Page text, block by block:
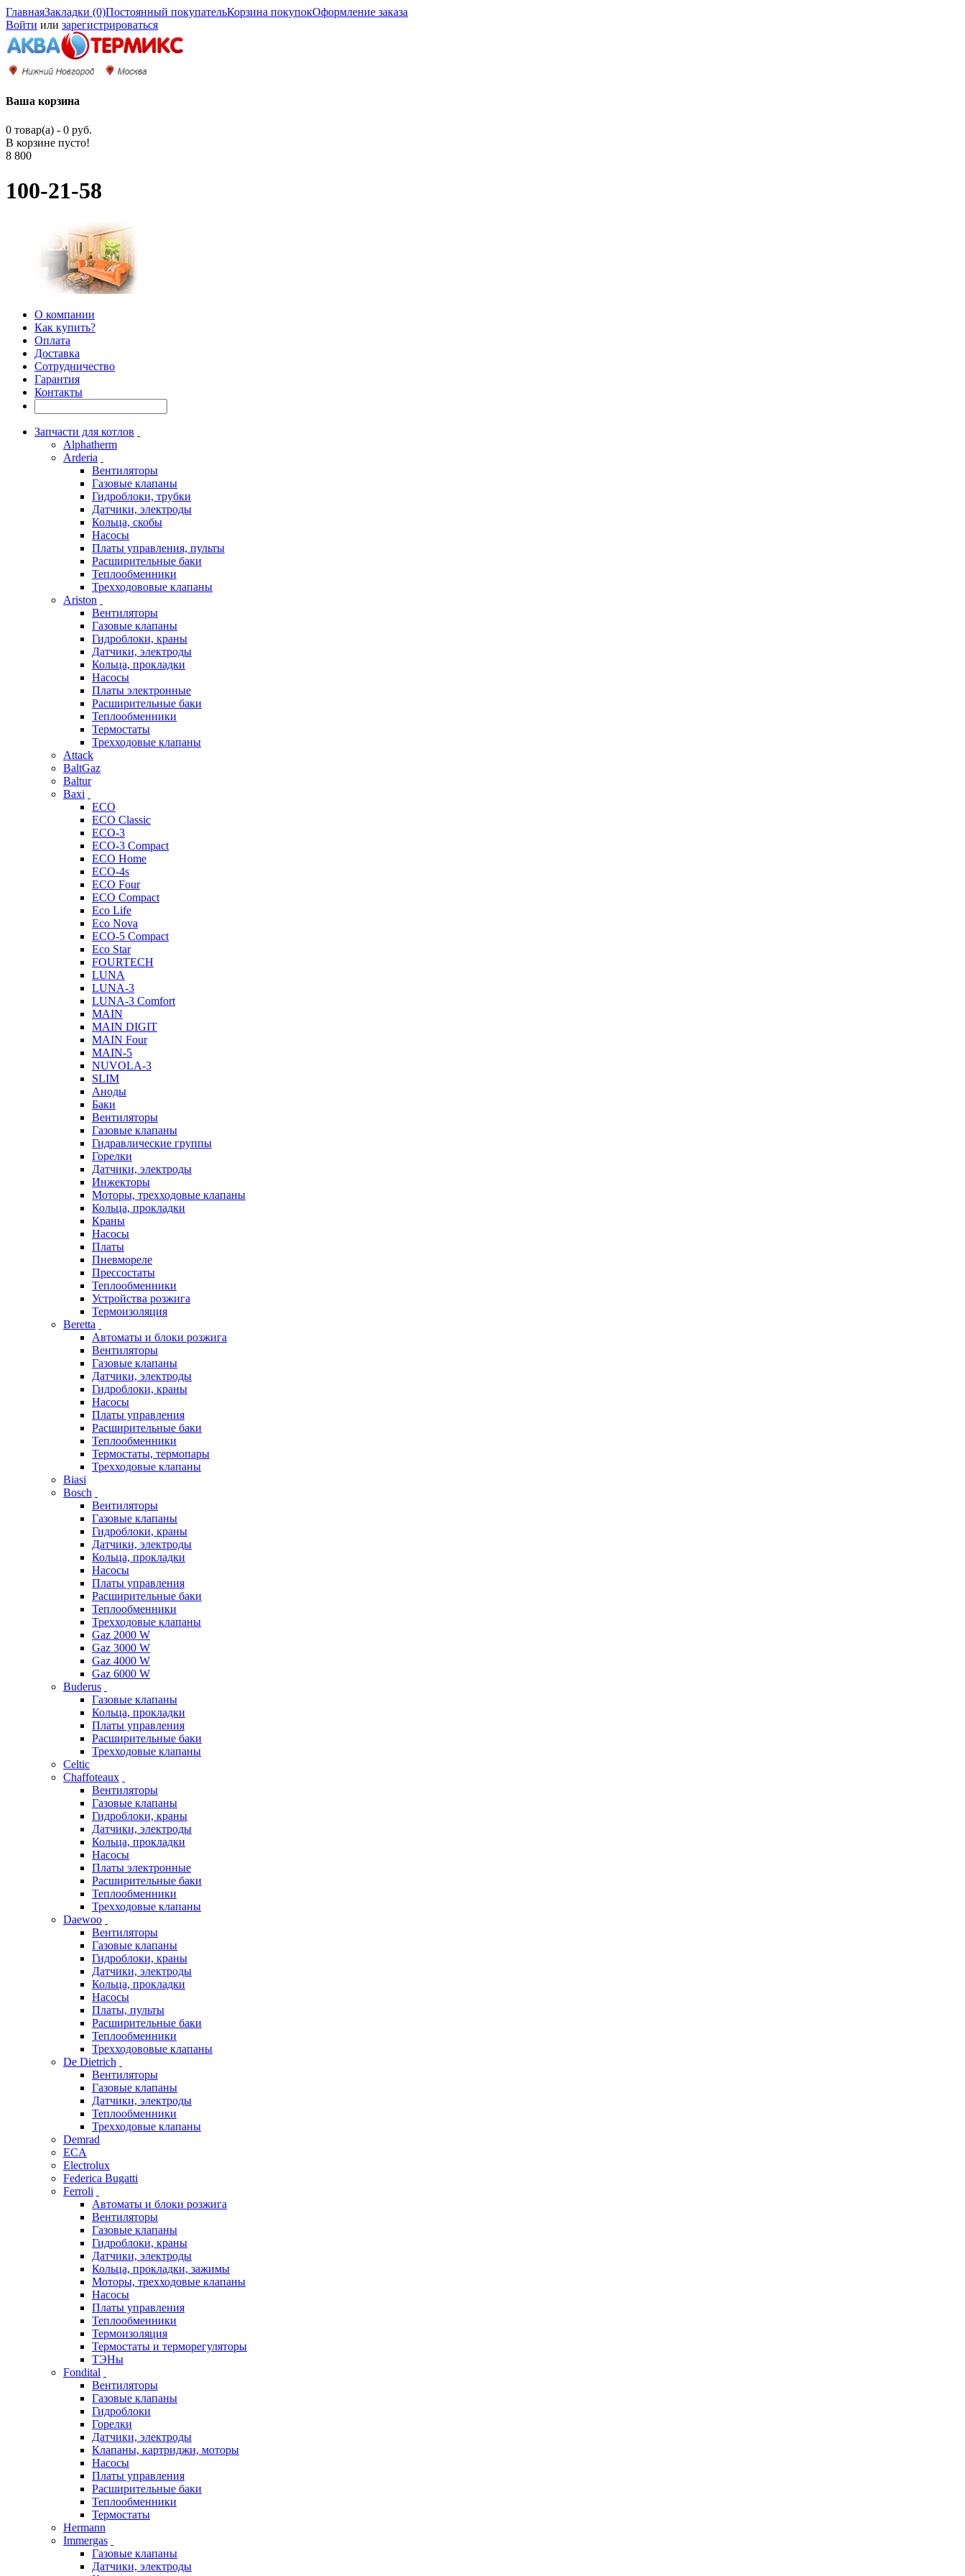
ГлавнаяЗакладки (0)Постоянный покупательКорзина покупокОформление заказа
Войти или зарегистрироваться
Ваша корзина
0 товар(а) - 0 руб.
В корзине пусто!
8 800
100-21-58
О компании
Как купить?
Оплата
Доставка
Сотрудничество
Гарантия
Контакты
Запчасти для котлов
Alphatherm
Arderia
Вентиляторы
Газовые клапаны
Гидроблоки, трубки
Датчики, электроды
Кольца, скобы
Насосы
Платы управления, пульты
Расширительные баки
Теплообменники
Трехходововые клапаны
Ariston
Вентиляторы
Газовые клапаны
Гидроблоки, краны
Датчики, электроды
Кольца, прокладки
Насосы
Платы электронные
Расширительные баки
Теплообменники
Термостаты
Трехходовые клапаны
Attack
BaltGaz
Baltur
Baxi
ECO
ECO Classic
ECO-3
ECO-3 Compact
ECO Home
ECO-4s
ECO Four
ECO Compact
Eco Life
Eco Nova
ECO-5 Compact
Eco Star
FOURTECH
LUNA
LUNA-3
LUNA-3 Comfort
MAIN
MAIN DIGIT
MAIN Four
MAIN-5
NUVOLA-3
SLIM
Аноды
Баки
Вентиляторы
Газовые клапаны
Гидравлические группы
Горелки
Датчики, электроды
Инжекторы
Моторы, трехходовые клапаны
Кольца, прокладки
Краны
Насосы
Платы
Пневмореле
Прессостаты
Теплообменники
Устройства розжига
Термоизоляция
Beretta
Автоматы и блоки розжига
Вентиляторы
Газовые клапаны
Датчики, электроды
Гидроблоки, краны
Насосы
Платы управления
Расширительные баки
Теплообменники
Термостаты, термопары
Трехходовые клапаны
Biasi
Bosch
Вентиляторы
Газовые клапаны
Гидроблоки, краны
Датчики, электроды
Кольца, прокладки
Насосы
Платы управления
Расширительные баки
Теплообменники
Трехходовые клапаны
Gaz 2000 W
Gaz 3000 W
Gaz 4000 W
Gaz 6000 W
Buderus
Газовые клапаны
Кольца, прокладки
Платы управления
Расширительные баки
Трехходовые клапаны
Celtic
Chaffoteaux
Вентиляторы
Газовые клапаны
Гидроблоки, краны
Датчики, электроды
Кольца, прокладки
Насосы
Платы электронные
Расширительные баки
Теплообменники
Трехходовые клапаны
Daewoo
Вентиляторы
Газовые клапаны
Гидроблоки, краны
Датчики, электроды
Кольца, прокладки
Насосы
Платы, пульты
Расширительные баки
Теплообменники
Трехходововые клапаны
De Dietrich
Вентиляторы
Газовые клапаны
Датчики, электроды
Теплообменники
Трехходовые клапаны
Demrad
ECA
Electrolux
Federica Bugatti
Ferroli
Автоматы и блоки розжига
Вентиляторы
Газовые клапаны
Гидроблоки, краны
Датчики, электроды
Кольца, прокладки, зажимы
Моторы, трехходовые клапаны
Насосы
Платы управления
Теплообменники
Термоизоляция
Термостаты и терморегуляторы
ТЭНы
Fondital
Вентиляторы
Газовые клапаны
Гидроблоки
Горелки
Датчики, электроды
Клапаны, картриджи, моторы
Насосы
Платы управления
Расширительные баки
Теплообменники
Термостаты
Hermann
Immergas
Газовые клапаны
Датчики, электроды